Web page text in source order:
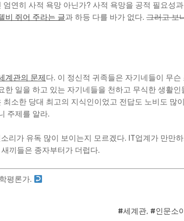
연히 사적 욕망 아닌가? 사적 욕망을 공적 필요성
비 쥐어 주라는 글과 하등 다를 바가 없다. 그러고 보
계관의 문제다. 이 정신적 귀족들은 자기네들이 무슨
일을 하고 있는 자기네들을 천하고 무식한 생활인
소한 당대 최고의 지식인이었고 전답도 노비도 많이
주제를 알라.
리가 유독 많이 보이는지 모르겠다. IT업계가 만만
끼들은 종자부터가 더럽다.
평론가.
#세계관, #인문소